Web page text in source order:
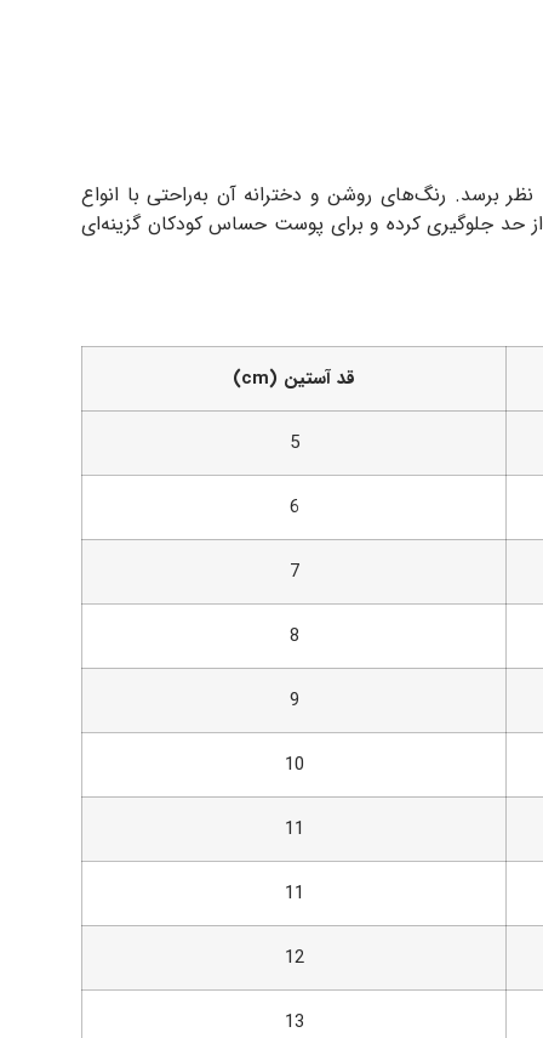
برسد. رنگ‌های روشن و دخترانه آن به‌راحتی با انواع
حد جلوگیری کرده و برای پوست حساس کودکان گزینه‌ای
قد آستین (cm)
5
6
7
8
9
10
11
11
12
13